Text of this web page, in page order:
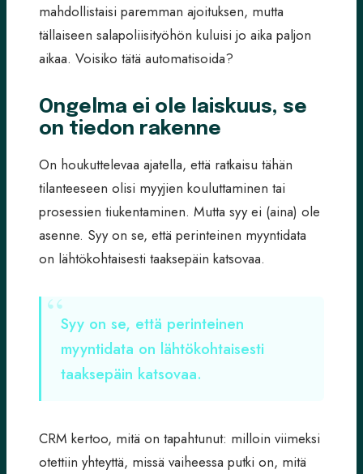
mahdollistaisi paremman ajoituksen, mutta
tällaiseen salapoliisityöhön kuluisi jo aika paljon
aikaa. Voisiko tätä automatisoida?
Ongelma ei ole laiskuus, se
on tiedon rakenne
On houkuttelevaa ajatella, että ratkaisu tähän
tilanteeseen olisi myyjien kouluttaminen tai
prosessien tiukentaminen. Mutta syy ei (aina) ole
asenne. Syy on se, että perinteinen myyntidata
on lähtökohtaisesti taaksepäin katsovaa.
Syy on se, että perinteinen
myyntidata on lähtökohtaisesti
taaksepäin katsovaa.
CRM kertoo, mitä on tapahtunut: milloin viimeksi
otettiin yhteyttä, missä vaiheessa putki on, mitä